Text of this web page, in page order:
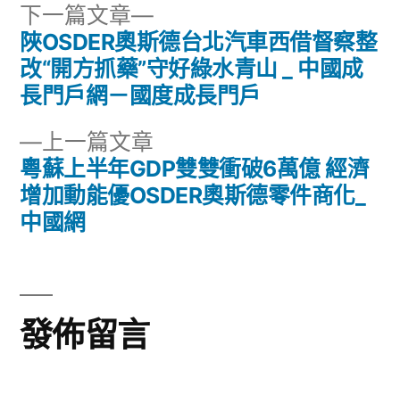
文
章
導
覽
上一篇文章
一
篇
粵蘇上半年GDP雙雙衝破6萬億 經濟
增加動能優OSDER奧斯德零件商化_
中國網
下一篇文章
下
一
篇
文
陜OSDER奧斯德台北汽車西借督察整
改“開方抓藥”守好綠水青山 _ 中國成
長門戶網－國度成長門戶
發佈留言